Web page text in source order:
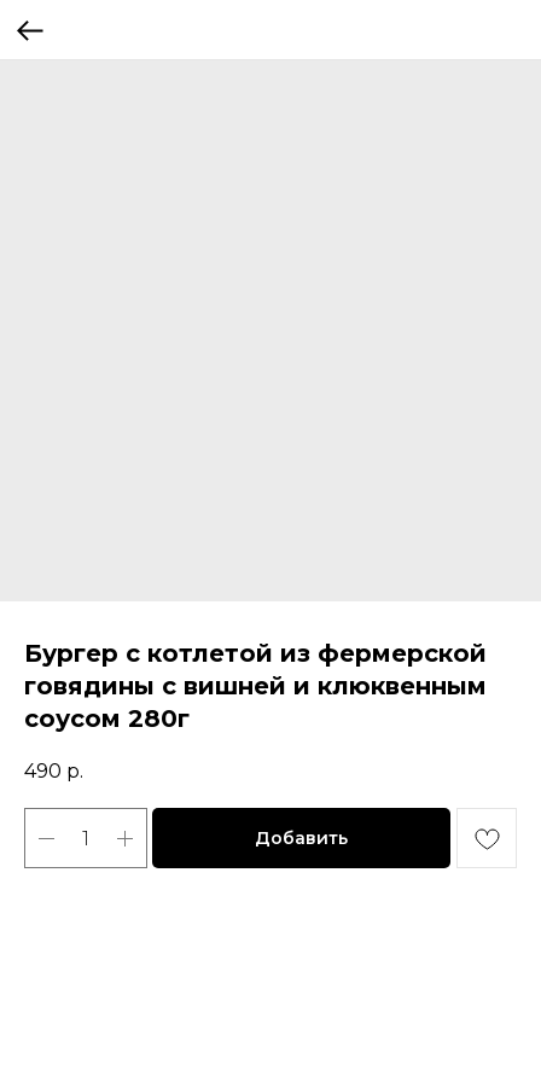
Бургер с котлетой из фермерской
говядины с вишней и клюквенным
соусом 280г
490 р.
Добавить